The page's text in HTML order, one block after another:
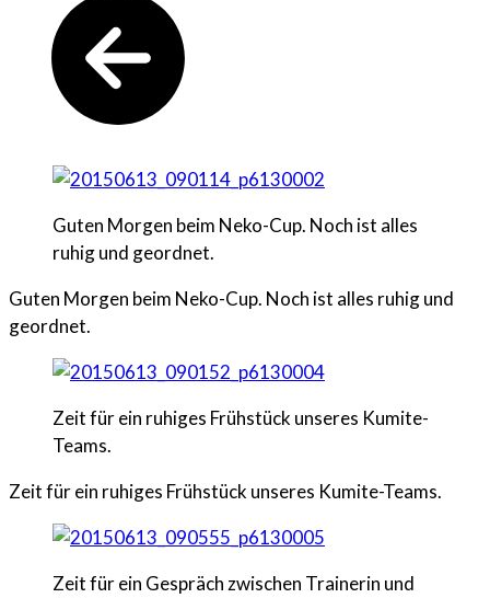
Guten Morgen beim Neko-Cup. Noch ist alles
ruhig und geordnet.
Guten Morgen beim Neko-Cup. Noch ist alles ruhig und
geordnet.
Zeit für ein ruhiges Frühstück unseres Kumite-
Teams.
Zeit für ein ruhiges Frühstück unseres Kumite-Teams.
Zeit für ein Gespräch zwischen Trainerin und